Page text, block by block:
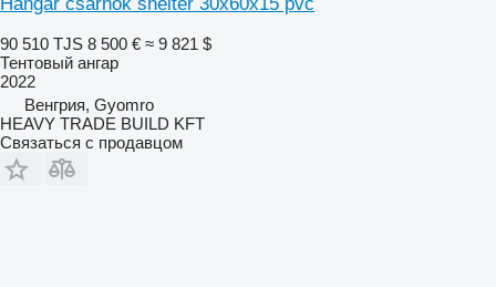
90 510 TJS 8 500 € ≈ 9 821 $
Тентовый ангар
2022
Венгрия, Gyomro
HEAVY TRADE BUILD KFT
Связаться с продавцом